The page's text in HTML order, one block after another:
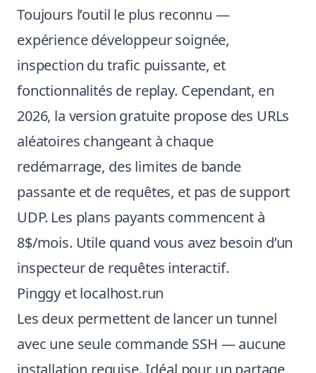
Toujours l’outil le plus reconnu —
expérience développeur soignée,
inspection du trafic puissante, et
fonctionnalités de replay. Cependant, en
2026, la version gratuite propose des URLs
aléatoires changeant à chaque
redémarrage, des limites de bande
passante et de requêtes, et pas de support
UDP. Les plans payants commencent à
8$/mois. Utile quand vous avez besoin d’un
inspecteur de requêtes interactif.
Pinggy et localhost.run
Les deux permettent de lancer un tunnel
avec une seule commande SSH — aucune
installation requise. Idéal pour un partage